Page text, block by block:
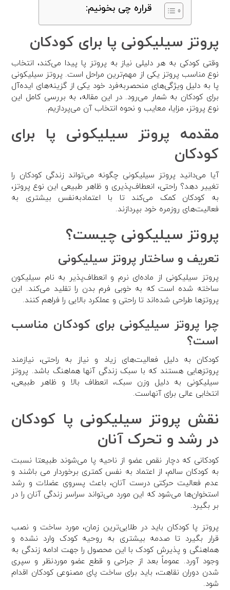
قراره چی بخونیم:
پروتز سیلیکونی پا برای کودکان
وقتی کودکی به هر دلیلی نیاز به پروتز پا پیدا می‌کند، انتخاب
نوع مناسب پروتز یکی از مهم‌ترین مراحل است. پروتز سیلیکونی
پا به دلیل ویژگی‌های منحصربه‌فرد خود یکی از گزینه‌های ایده‌آل
برای کودکان به شمار می‌رود. در این مقاله، به بررسی کامل این
نوع پروتز، مزایا، معایب و نحوه انتخاب آن می‌پردازیم.
مقدمه پروتز سیلیکونی پا برای
کودکان
آیا می‌دانید پروتز سیلیکونی چگونه می‌تواند زندگی کودکان را
تغییر دهد؟ راحتی، انعطاف‌پذیری و ظاهر طبیعی این نوع پروتز،
به کودکان کمک می‌کند تا با اعتمادبه‌نفس بیشتری به
فعالیت‌های روزمره خود بپردازند.
پروتز سیلیکونی چیست؟
تعریف و ساختار پروتز سیلیکونی
پروتز سیلیکونی از ماده‌ای نرم و انعطاف‌پذیر به نام سیلیکون
ساخته شده است که به خوبی فرم بدن را تقلید می‌کند. این
پروتزها طراحی شده‌اند تا راحتی و عملکرد بالایی را فراهم کنند.
چرا پروتز سیلیکونی برای کودکان مناسب
است؟
کودکان به دلیل فعالیت‌های زیاد و نیاز به راحتی، نیازمند
پروتزهایی هستند که با سبک زندگی آنها هماهنگ باشد. پروتز
سیلیکونی به دلیل وزن سبک، انعطاف بالا و ظاهر طبیعی،
انتخابی عالی برای آنهاست.
نقش پروتز سیلیکونی پا کودکان
در رشد و تحرک آنان
کودکانی که دچار نقص عضو از ناحیه پا می‌شوند طبیعتا نسبت
به کودکان سالم، از اعتماد به نفس کمتری برخوردار می باشند و
عدم فعالیت حرکتی درست آنان، باعث پسروی عضلات و رشد
استخوان‌ها می‌شود که این مورد می‌تواند سراسر زندگی آنان را در
بر بگیرد.
پروتز پا کودکان باید در طلایی‌ترین زمان، مورد ساخت و نصب
قرار بگیرد تا صدمه بیشتری به روحیه کودک وارد نشده و
هماهنگی و پذیرش کودک با این محصول را جهت ادامه زندگی به
وجود آورد. عموماً بعد از جراحی و قطع عضو موردنظر و سپری
شدن دوران نقاهت، باید برای ساخت پای مصنوعی کودکان اقدام
شود.